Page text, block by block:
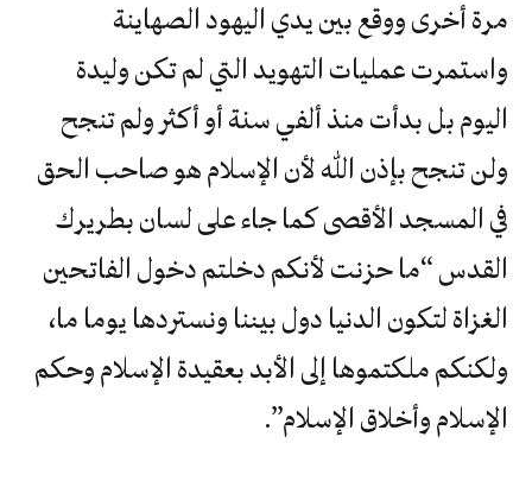
مرة أخرى ووقع بين يدي اليهود الصهاينة
واستمرت عمليات التهويد التي لم تكن وليدة
اليوم بل بدأت منذ ألفي سنة أو أكثر ولم تنجح
ولن تنجح بإذن الله لأن الإسلام هو صاحب الحق
في المسجد الأقصى كما جاء على لسان بطريرك
القدس “ما حزنت لأنكم دخلتم دخول الفاتحين
الغزاة لتكون الدنيا دول بيننا ونستردها يوما ما،
ولكنكم ملكتموها إلى الأبد بعقيدة الإسلام وحكم
الإسلام وأخلاق الإسلام”.